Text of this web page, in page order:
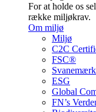
For at holde os
række miljøkrav.
Om miljø
Miljø
C2C
FSC®
ESG
Global
FN’s